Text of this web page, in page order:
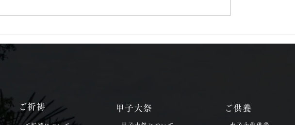
​ご祈祷 甲子大祭 ご供養